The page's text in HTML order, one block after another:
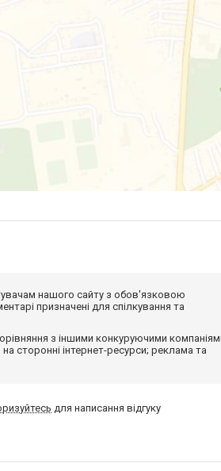
нашого сайту з обов'язковою
призначені для спілкування та
з іншими конкуруючими
сторонні інтернет-ресурси; реклама та
для написання відгуку